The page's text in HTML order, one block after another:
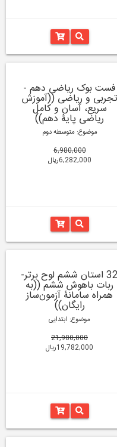
فست بوک ریاضی دهم -
تجربی و ریاضی ((آموزش
سریع، آسان و کامل
ریاضی پایۀ دهم))
موضوع: متوسطه دوم
6,980,000
6,282,000ریال
32 استان ششم لوح برتر-
ربات باهوش ششم ((به
همراه سامانۀ آزمون‌ساز
رایگان))
موضوع: ابتدایی
21,980,000
19,782,000ریال